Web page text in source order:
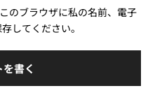
のブラウザに私の名前、電子
してください。